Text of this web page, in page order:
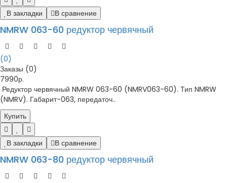
В закладки В сравнение
NMRW 063-60 редуктор червячный
(0)
Заказы (0)
7990р.
Редуктор червячный NMRW 063-60 (NMRV063-60). Тип NMRW
(NMRV). Габарит-063, передаточ..
Купить
В закладки В сравнение
NMRW 063-80 редуктор червячный